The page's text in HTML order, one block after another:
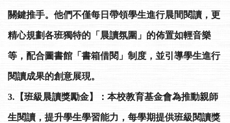
關鍵推手。他們不僅每日帶領學生進行晨間閱讀，更
精心規劃各班獨特的「晨讀氛圍」的佈置如輕音樂
等，配合圖書館「書箱借閱」制度，並引導學生進行
閱讀成果的創意展現。
3.【班級晨讀獎勵金】：本校教育基金會為推動親師
生閱讀，提升學生學習能力，每學期提供班級閱讀獎